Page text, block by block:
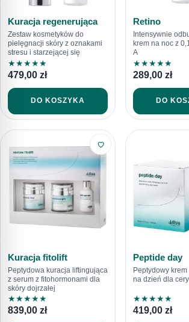
Kuracja regenerująca
Zestaw kosmetyków do
pielęgnacji skóry z oznakami
stresu i starzejącej się
★★★★★
479,00 zł
DO KOSZYKA
Retino
Intensywnie
krem na noc z
A
★★★★★
289,00 zł
DO
Kuracja fitolift
Peptydowa kuracja liftingująca
z serum z fitohormonami dla
skóry dojrzałej
★★★★★
839,00 zł
Peptide day
Peptydowy
na dzień dla
★★★★★
419,00 zł